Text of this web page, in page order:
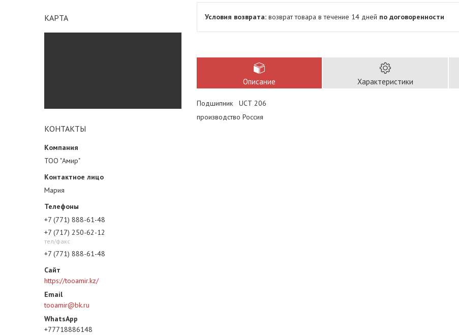
КАРТА
КОНТАКТЫ
ТОО "Амир"
Мария
+7 (771) 888-61-48
+7 (717) 250-62-12
тел/факс
+7 (771) 888-61-48
https://tooamir.kz/
tooamir@bk.ru
+77718886148
возврат товара в течение 14 дней по договоренности
Описание Характеристики
Подшипник UCТ 206
производство Россия